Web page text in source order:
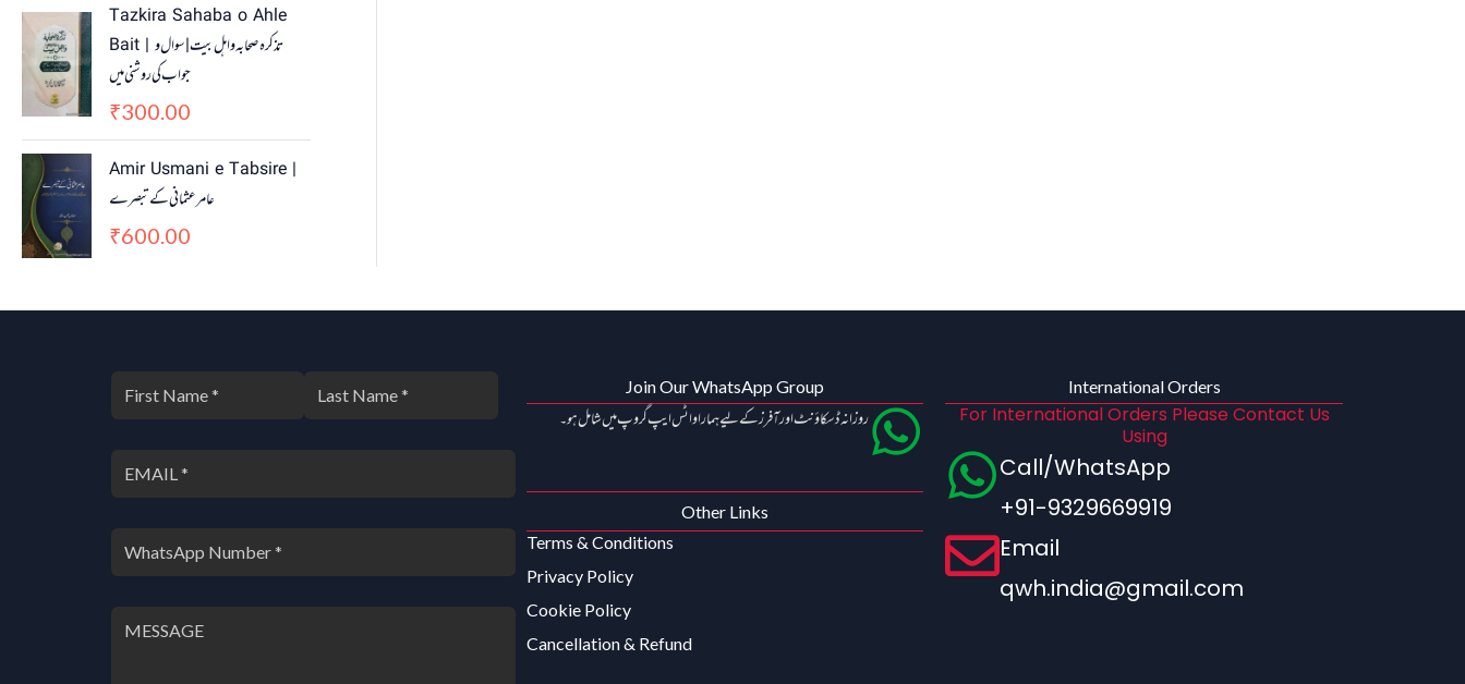
Tazkira Sahaba o Ahle
Bait | تذکرہ صحابہ واہل بیت | سوال و
جواب کی روشنی میں
₹300.00
Amir Usmani e Tabsire |
عامر عثمانی کے تبصرے
₹600.00
Join Our WhatsApp Group
روزانہ ڈسکاؤنٹ اور آفرز کے لیے ہمارا واٹس ایپ گروپ میں شامل ہو۔
Other Links
Terms & Conditions
Privacy Policy
Cookie Policy
Cancellation & Refund
International Orders
For International Orders Please Contact Us
Using
Call/WhatsApp
+91-9329669919
Email
qwh.india@gmail.com